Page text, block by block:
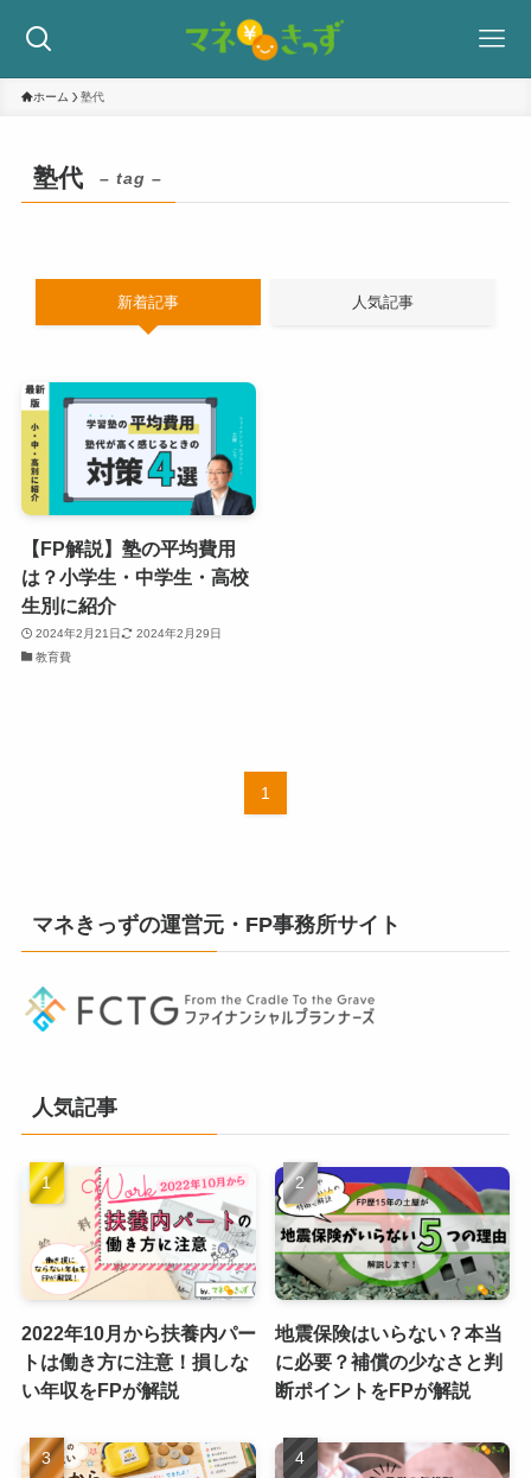
ホーム 塾代
塾代 – tag –
新着記事 人気記事
【FP解説】塾の平均費用
は？小学生・中学生・高校
生別に紹介
2024年2月21日
2024年2月29日
教育費
1
マネきっずの運営元・FP事務所サイト
人気記事
2022年10月から扶養内パー
トは働き方に注意！損しな
い年収をFPが解説
地震保険はいらない？本当
に必要？補償の少なさと判
断ポイントをFPが解説